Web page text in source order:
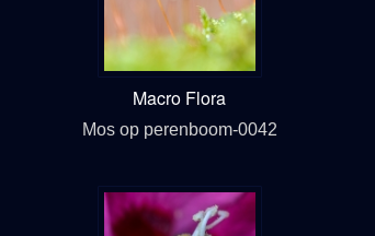
Macro Flora
Mos op perenboom-0042